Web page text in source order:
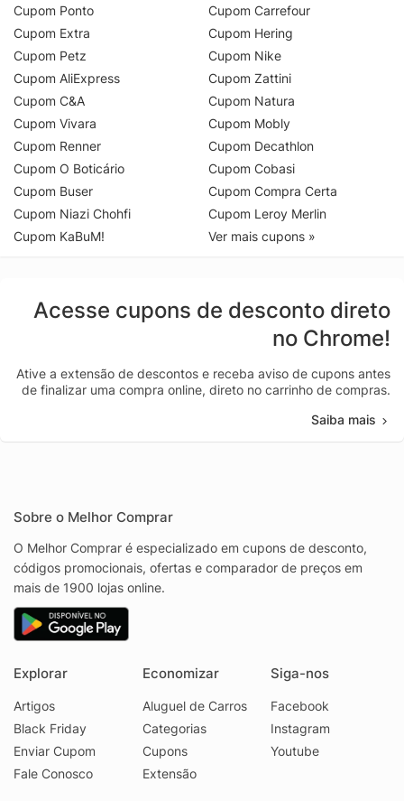
Cupom Ponto
Cupom Extra
Cupom Petz
Cupom AliExpress
Cupom C&A
Cupom Vivara
Cupom Renner
Cupom O Boticário
Cupom Buser
Cupom Niazi Chohfi
Cupom KaBuM!
Cupom Carrefour
Cupom Hering
Cupom Nike
Cupom Zattini
Cupom Natura
Cupom Mobly
Cupom Decathlon
Cupom Cobasi
Cupom Compra Certa
Cupom Leroy Merlin
Ver mais cupons »
Acesse cupons de desconto direto
no Chrome!
Ative a extensão de descontos e receba aviso de cupons antes
de finalizar uma compra online, direto no carrinho de compras.
Saiba mais
Sobre o Melhor Comprar
O Melhor Comprar é especializado em cupons de desconto,
códigos promocionais, ofertas e comparador de preços em
mais de 1900 lojas online.
Explorar
Artigos
Black Friday
Enviar Cupom
Fale Conosco
Economizar
Aluguel de Carros
Categorias
Cupons
Extensão
Siga-nos
Facebook
Instagram
Youtube